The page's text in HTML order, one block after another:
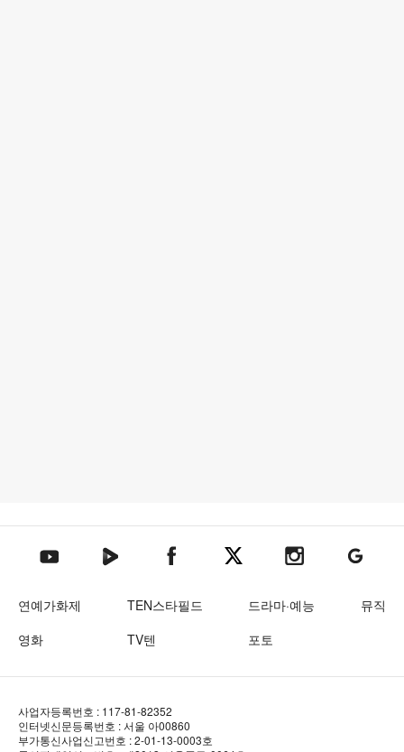
텐아시아 유튜브텐아시아 네이버TV텐아시아 페이스북텐아시아 엑스텐아시아 인스타그램
텐아시아
연예가화제 TEN스타필드 드라마·예능
뮤직
영화
TV텐 포토
사업자등록번호 : 117-81-82352
인터넷신문등록번호 : 서울 아00860
부가통신사업신고번호 : 2-01-13-0003호